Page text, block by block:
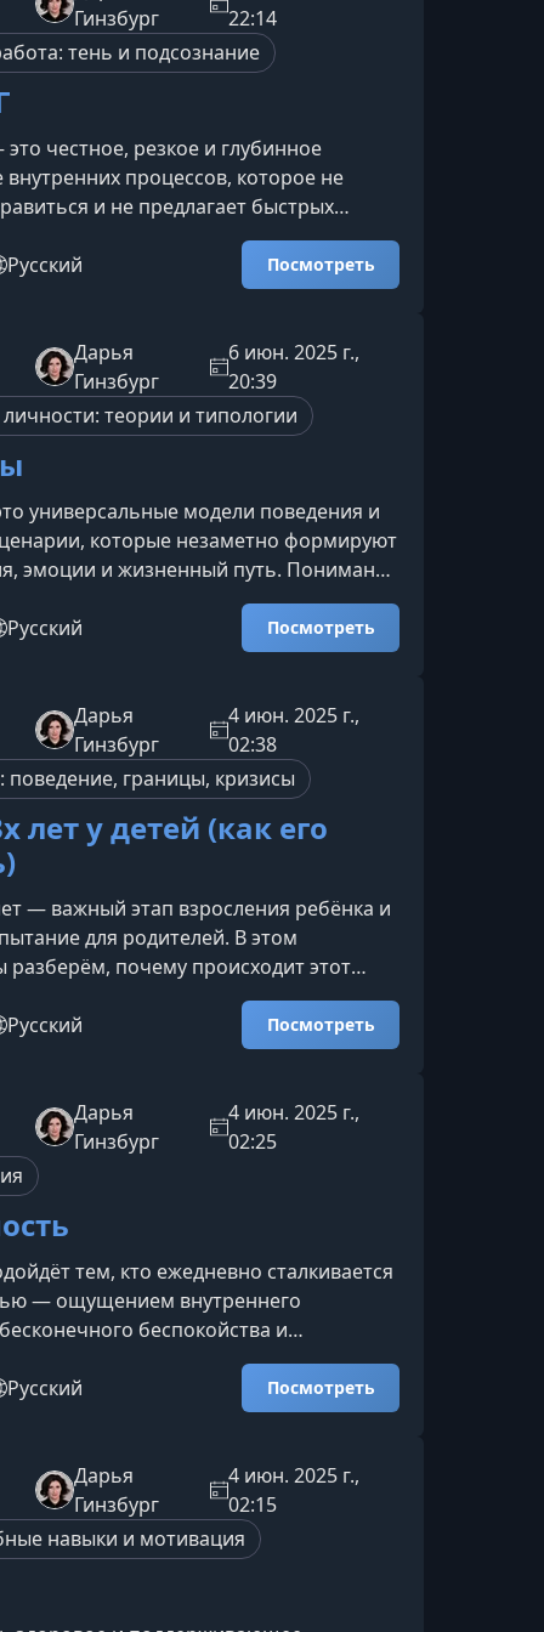
как на тупик, а как на важный этап
те
Гинзбург
22:14
тень и подсознание
честное, резкое и глубинное
внутренних процессов, которое не
и не предлагает быстрых
лекция подходит тем, кто готов
собой без иллюзий и выйти на новый
и самоуспокаивающих
поднимает темы, которые обычно
разговорах: внут
Русский Посмотреть
Дарья
Гинзбург
6 июн. 2025 г.,
20:39
теории и типологии
универсальные модели поведения и
которые незаметно формируют
эмоции и жизненный путь. Понимание
помогает точно увидеть собственные
ограничения и глубинные
чтобы строить жизнь, карьеру и
архетипаОсознанное знакомство с
открывает доступ к вашим
и объ
Русский Посмотреть
Дарья
Гинзбург
4 июн. 2025 г.,
02:38
поведение, границы, кризисы
лет у детей (как его
— важный этап взросления ребёнка и
для родителей. В этом
разберём, почему происходит этот
истерики и вспышки упрямства,
эмоциональное равновесие и
с ребёнком и собой.Что такое кризис
поведении малыша. Он начинает
независимость, проявлять
Русский Посмотреть
Дарья
Гинзбург
4 июн. 2025 г.,
02:25
тем, кто ежедневно сталкивается
— ощущением внутреннего
беспокойства и
ожидания худшего. Если вам сложно
мысли крутятся без остановки, а
или детей не отпускает, здесь вы
почувствовать себя устойчивее.Что
лекцииМы разберём природу
почему она возникает, поч
Русский Посмотреть
Дарья
Гинзбург
4 июн. 2025 г.,
02:15
навыки и мотивация